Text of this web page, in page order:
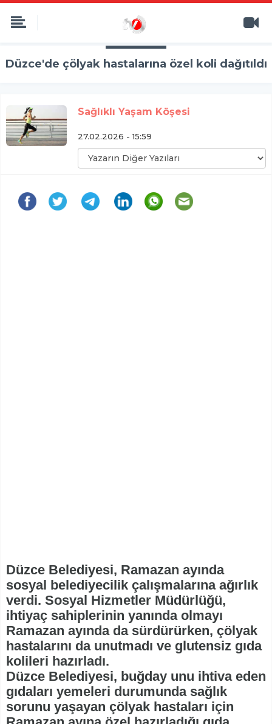
Düzce'de çölyak hastalarına özel koli dağıtıldı
Sağlıklı Yaşam Köşesi
27.02.2026 - 15:59
Düzce Belediyesi, Ramazan ayında
sosyal belediyecilik çalışmalarına ağırlık
verdi. Sosyal Hizmetler Müdürlüğü,
ihtiyaç sahiplerinin yanında olmayı
Ramazan ayında da sürdürürken, çölyak
hastalarını da unutmadı ve glutensiz gıda
kolileri hazırladı.
Düzce Belediyesi, buğday unu ihtiva eden
gıdaları yemeleri durumunda sağlık
sorunu yaşayan çölyak hastaları için